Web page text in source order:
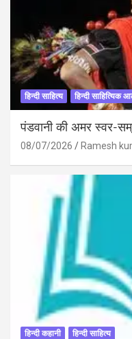
हिन्दी साहित्य हिन्दी साहित्यिक
पंडवानी की अमर स्वर-
08/07/2026 Ramesh
हिन्दी कहानी हिन्दी साहित्य